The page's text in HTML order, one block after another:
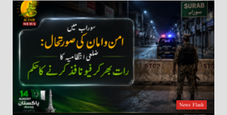
News Flash